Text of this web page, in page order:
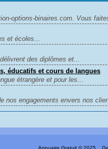
options-binaires.com. Vous
et écoles...
des diplômes et...
éducatifs et cours de langues
étrangère et pour les...
nos engagements envers nos
Annuaire Gratuit © 2025